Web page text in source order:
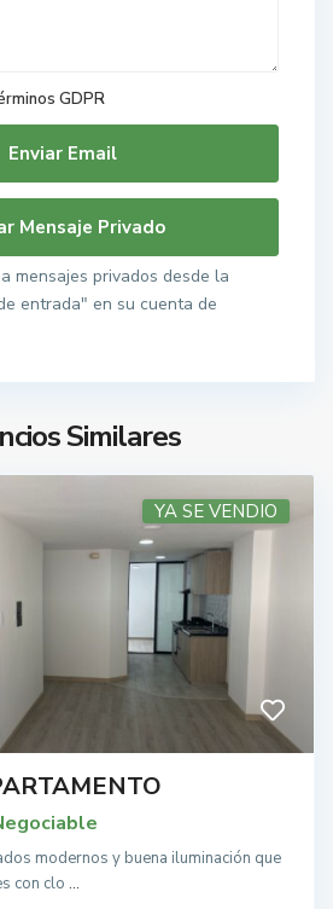
GDPR
mensajes privados desde la
entrada" en su cuenta de
Similares
YA SE VENDIO
modernos y buena iluminación que
con clo ...